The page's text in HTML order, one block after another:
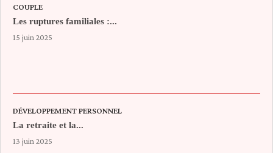
COUPLE
Les ruptures familiales :...
15 juin 2025
DÉVELOPPEMENT PERSONNEL
La retraite et la...
13 juin 2025